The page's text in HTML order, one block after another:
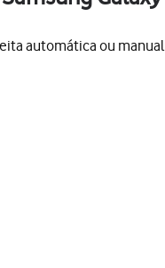
automática ou